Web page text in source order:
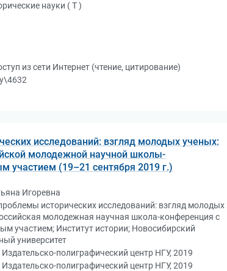
науки ( Т )
из сети Интернет (чтение, цитирование)
исследований: взгляд молодых ученых:
молодежной научной школы-
участием (19–21 сентября 2019 г.)
Игоревна
исторических исследований: взгляд молодых
молодежная научная школа-конференция с
участием; Институт истории; Новосибирский
университет
полиграфический центр НГУ, 2019
полиграфический центр НГУ, 2019